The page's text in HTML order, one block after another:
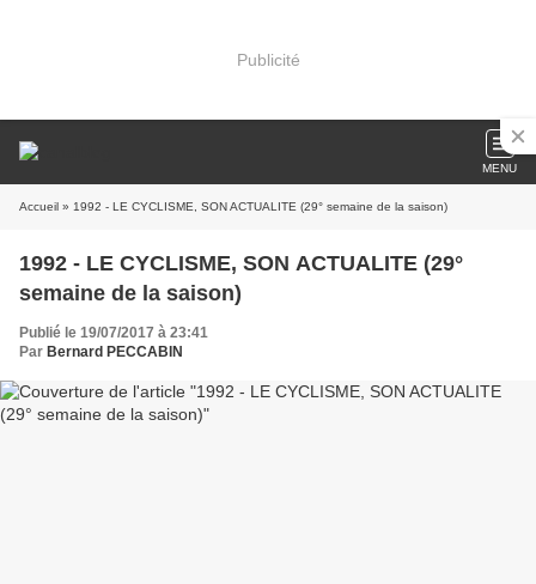
Publicité
MENU
Accueil » 1992 - LE CYCLISME, SON ACTUALITE (29° semaine de la saison)
1992 - LE CYCLISME, SON ACTUALITE (29°
semaine de la saison)
Publié le 19/07/2017 à 23:41
Par Bernard PECCABIN